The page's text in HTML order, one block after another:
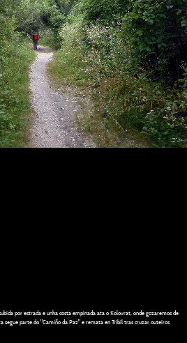
por estrada e unha costa empinada ata o Kolovrat, onde gozaremos de
segue parte do "Camiño da Paz" e remata en Tribil tras cruzar outeiros